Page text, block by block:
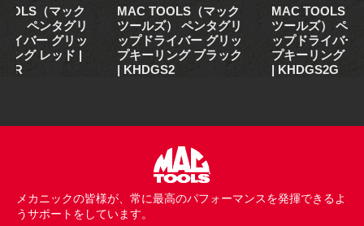
（マック
） ペンタグリ
イバー グリッ
ング レッド |
MAC TOOLS（マック
ツールズ） ペンタグリ
ップドライバー グリッ
プキーリング ブラック
| KHDGS2
MAC TOOLS（
ツールズ） ペン
ップドライバー
プキーリング グ
| KHDGS2G
メカニックの皆様が、常に最高のパフォーマンスを発揮できるよ
うサポートをしています。